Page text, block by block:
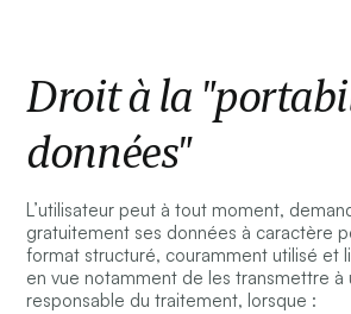
Droit à la
données"
L’utilisateur peut à tout moment,
gratuitement ses données à caractère
format structuré, couramment utilisé et
en vue notamment de les transmettre à
responsable du traitement, lorsque :